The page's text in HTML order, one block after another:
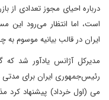
درباره احیای مجوز تعدادی از
است، اما انتظار می‌رود‌ این
ایران در قالب بیانیه موسوم
مدیرکل آژانس یادآور شد که
می‌ (اول خرداد) پیشنهاد کرد